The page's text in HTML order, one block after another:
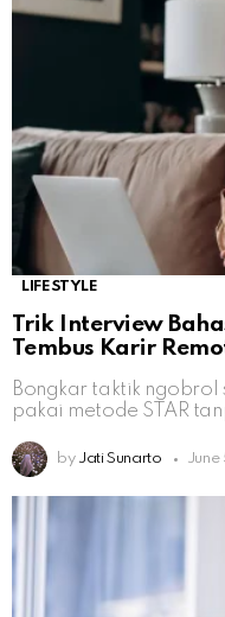
LIFESTYLE
Trik Interview
Tembus Karir
Bongkar taktik ngobrol
pakai metode STAR
by Jati Sunarto